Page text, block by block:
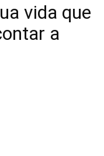
vida que
a